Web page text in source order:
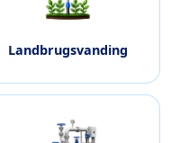
Landbrugsvanding